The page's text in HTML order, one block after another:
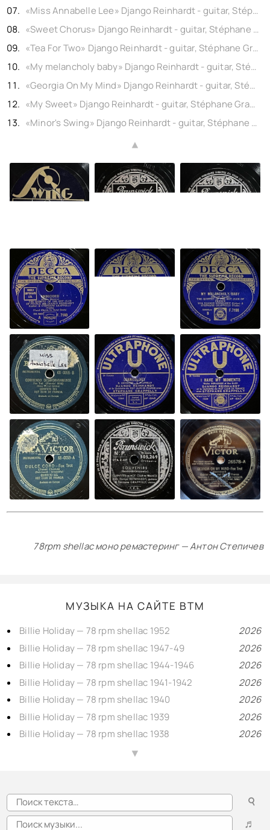
«Miss Annabelle Lee» Django Reinhardt - guitar, Stéphane Grappelli - violin, QHCF, shellac 10" Victor No. 1715. 1937,
«Sweet Chorus» Django Reinhardt - guitar, Stéphane Grappelli - violin, QHCF, shellac 10" Victor No. 68-0059. 1936,
«Tea For Two» Django Reinhardt - guitar, Stéphane Grappelli - violin, QHCF, shellac 10" Odeon No. 5082 HPP. (rec. Paris) 1939,
«My melancholy baby» Django Reinhardt - guitar, Stéphane Grappelli - violin, QHCF, shellac 10" Decca No. 5080. 1939,
«Georgia On My Mind» Django Reinhardt - guitar, Stéphane Grappelli - violin, Freddy Taylor - vocal, QHCF, shellac 10" Victor No. OLA 1292-1. (rec. Paris) 1936,
«My Sweet» Django Reinhardt - guitar, Stéphane Grappelli - violin, Quintet, shellac 10" Brunswick No. DTB 3526. (rec. London) 1938,
«Minor's Swing» Django Reinhardt - guitar, Stéphane Grappelli - violin, Quintet, shellac 10" Swing No. OLA 1990-1. (rec. Paris) 1937,
▲
78rpm shellac моно ремастеринг — Антон Степичев
МУЗЫКА НА САЙТЕ BTM
Billie Holiday — 78 rpm shellac 1952
2026
Billie Holiday — 78 rpm shellac 1947-49
2026
Billie Holiday — 78 rpm shellac 1944-1946
2026
Billie Holiday — 78 rpm shellac 1941-1942
2026
Billie Holiday — 78 rpm shellac 1940
2026
Billie Holiday — 78 rpm shellac 1939
2026
Billie Holiday — 78 rpm shellac 1938
2026
Billie Holiday — 78 rpm shellac 1937
2026
Django Reinhardt, Hubert Rostaing & André Lluis on Swing — 78rpm shellac 1940-1946
2026
▲
☌
♬